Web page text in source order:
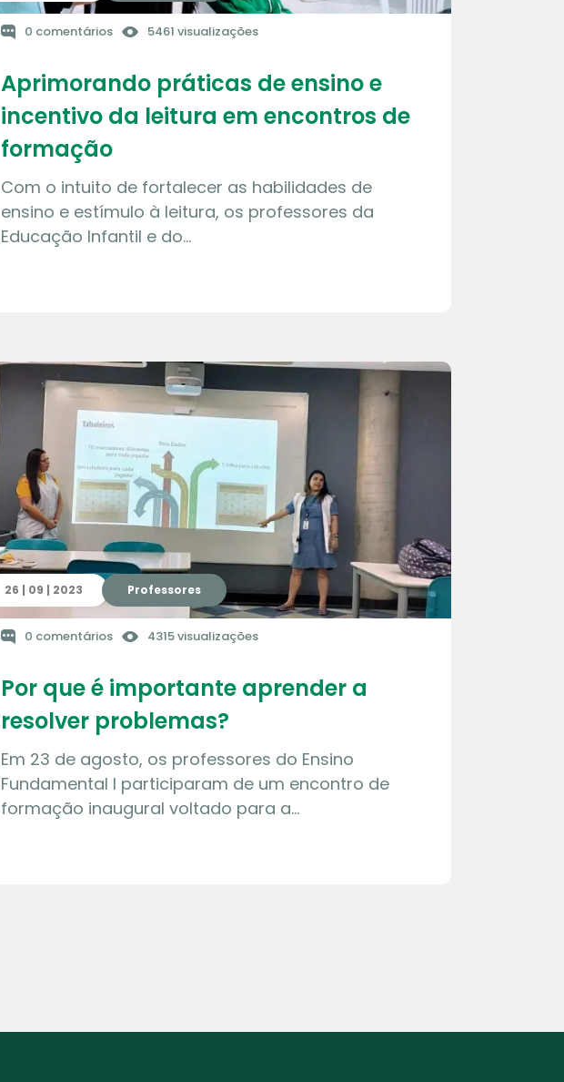
0 comentários 5461 visualizações
Aprimorando práticas de ensino e
incentivo da leitura em encontros de
formação
Com o intuito de fortalecer as habilidades de
ensino e estímulo à leitura, os professores da
Educação Infantil e do…
26 | 09 | 2023 Professores
0 comentários 4315 visualizações
Por que é importante aprender a
resolver problemas?
Em 23 de agosto, os professores do Ensino
Fundamental I participaram de um encontro de
formação inaugural voltado para a…